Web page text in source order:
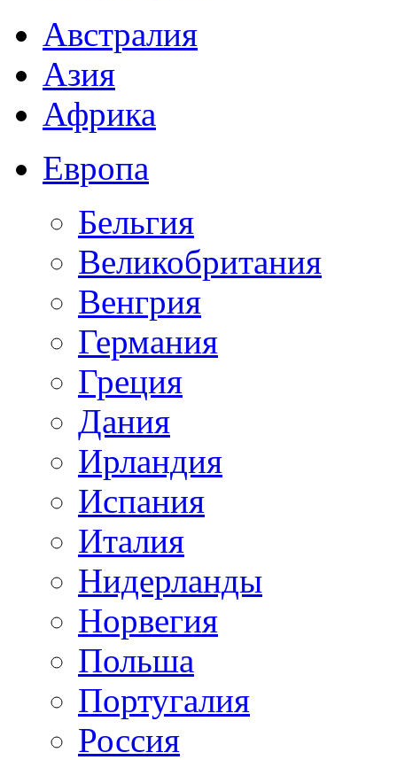
Австралия
Азия
Африка
Европа
Бельгия
Великобритания
Венгрия
Германия
Греция
Дания
Ирландия
Испания
Италия
Нидерланды
Норвегия
Польша
Португалия
Россия